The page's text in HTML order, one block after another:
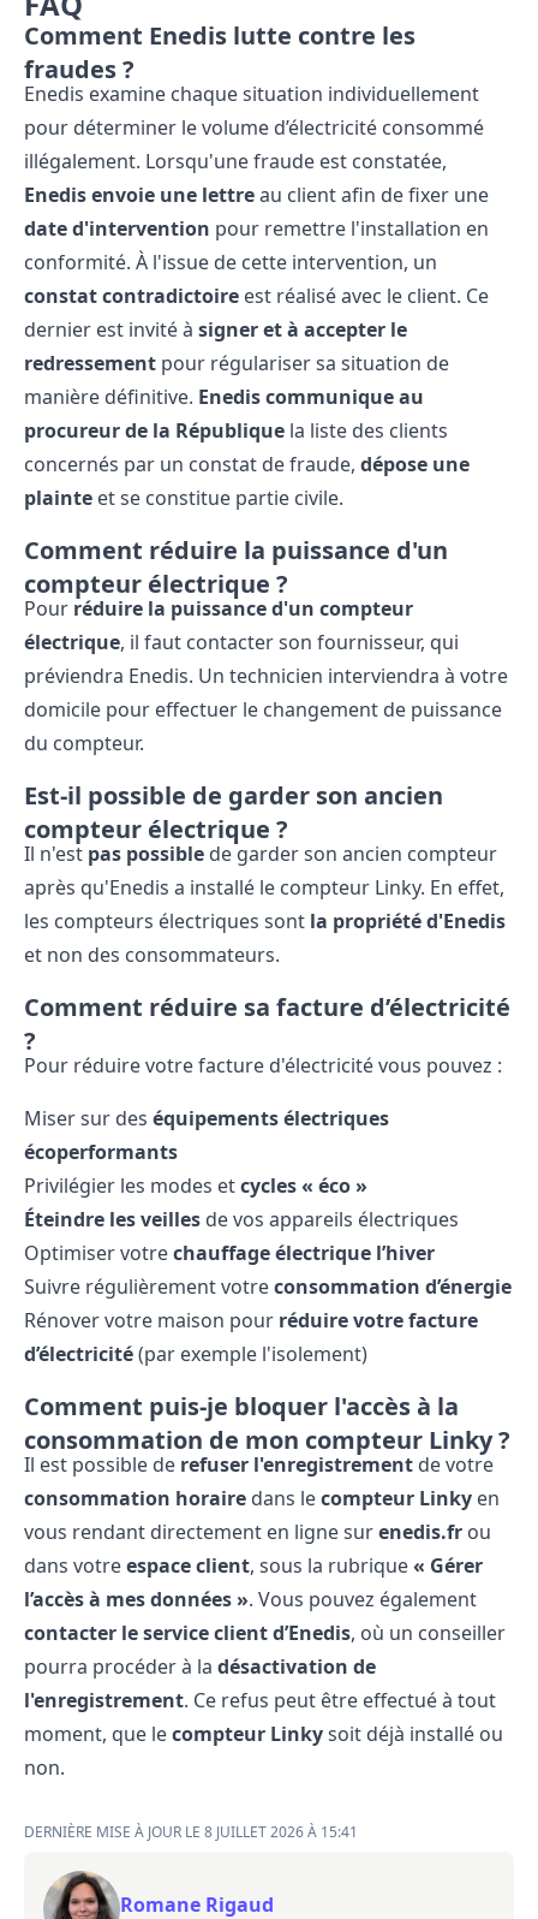
Comment Enedis lutte contre les
fraudes ?
Enedis examine chaque situation individuellement
pour déterminer le volume d’électricité consommé
illégalement. Lorsqu'une fraude est constatée,
Enedis envoie une lettreau client afin de fixer une
date d'intervention pour remettre l'installation en
conformité. À l'issue de cette intervention, un
constat contradictoire est réalisé avec le client. Ce
dernier est invité à signer et à accepter le
redressement pour régulariser sa situation de
manière définitive. Enedis communique au
procureur de la République la liste des clients
concernés par un constat de fraude, dépose une
plainte et se constitue partie civile.
Comment réduire la puissance d'un
compteur électrique ?
Pour réduire la puissance d'un compteur
électrique, il faut contacter son fournisseur, qui
préviendra Enedis. Un technicien interviendra à votre
domicile pour effectuer le changement de puissance
du compteur.
Est-il possible de garder son ancien
compteur électrique ?
Il n'est pas possible de garder son ancien compteur
après qu'Enedis a installé le compteur Linky. En effet,
les compteurs électriques sont la propriété d'Enedis
et non des consommateurs.
Comment réduire sa facture d’électricité
?
Pour réduire votre facture d'électricité vous pouvez :
Miser sur des équipements électriques
écoperformants
Privilégier les modes etcycles « éco »
Éteindre les veilles de vos appareils électriques
Optimiser votrechauffage électrique l’hiver
Suivre régulièrement votreconsommation d’énergie
Rénover votre maison pour réduire votre facture
d’électricité(par exemple l'isolement)
Comment puis-je bloquer l'accès à la
consommation de mon compteur Linky ?
Il est possible de refuser l'enregistrement de votre
consommation horaire dans lecompteur Linky en
vous rendant directement en ligne surenedis.fr ou
dans votreespace client, sous la rubrique« Gérer
l’accès à mes données ». Vous pouvez également
contacter le service client d’Enedis, où un conseiller
pourra procéder à la désactivation de
l'enregistrement. Ce refus peut être effectué à tout
moment, que lecompteur Linkysoit déjà installé ou
non.
DERNIÈRE MISE À JOUR LE 8 JUILLET 2026 À 15:41
Romane Rigaud